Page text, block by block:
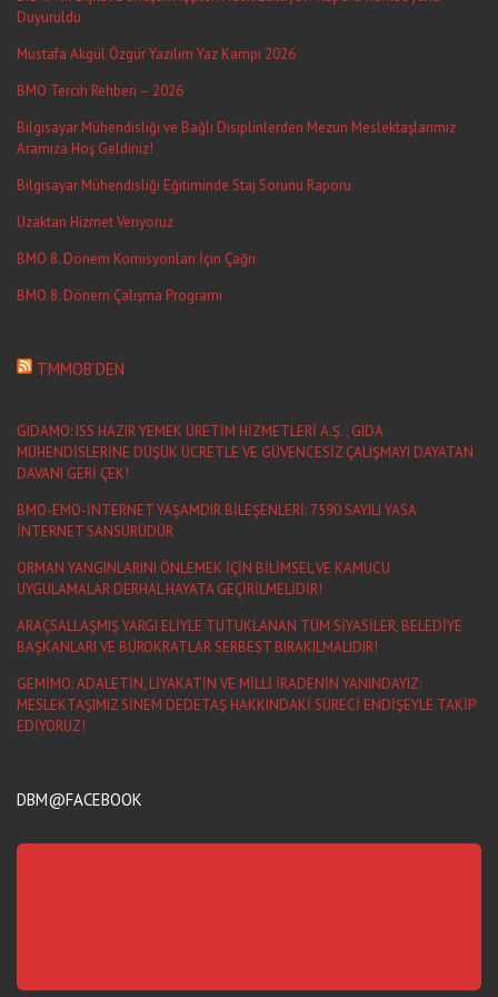
Duyuruldu
Mustafa Akgül Özgür Yazılım Yaz Kampı 2026
BMO Tercih Rehberi – 2026
Bilgisayar Mühendisliği ve Bağlı Disiplinlerden Mezun Meslektaşlarımız
Aramıza Hoş Geldiniz!
Bilgisayar Mühendisliği Eğitiminde Staj Sorunu Raporu
Uzaktan Hizmet Veriyoruz
BMO 8. Dönem Komisyonları İçin Çağrı
BMO 8. Dönem Çalışma Programı
TMMOB’DEN
GIDAMO: ISS HAZIR YEMEK ÜRETİM HİZMETLERİ A.Ş. ; GIDA
MÜHENDİSLERİNE DÜŞÜK ÜCRETLE VE GÜVENCESİZ ÇALIŞMAYI DAYATAN
DAVANI GERİ ÇEK!
BMO-EMO-İNTERNET YAŞAMDIR BİLEŞENLERİ: 7590 SAYILI YASA
İNTERNET SANSÜRÜDÜR
ORMAN YANGINLARINI ÖNLEMEK İÇİN BİLİMSEL VE KAMUCU
UYGULAMALAR DERHAL HAYATA GEÇİRİLMELİDİR!
ARAÇSALLAŞMIŞ YARGI ELİYLE TUTUKLANAN TÜM SİYASİLER, BELEDİYE
BAŞKANLARI VE BÜROKRATLAR SERBEST BIRAKILMALIDIR!
GEMİMO: ADALETİN, LİYAKATİN VE MİLLİ İRADENİN YANINDAYIZ:
MESLEKTAŞIMIZ SİNEM DEDETAŞ HAKKINDAKİ SÜRECİ ENDİŞEYLE TAKİP
EDİYORUZ!
DBM@FACEBOOK